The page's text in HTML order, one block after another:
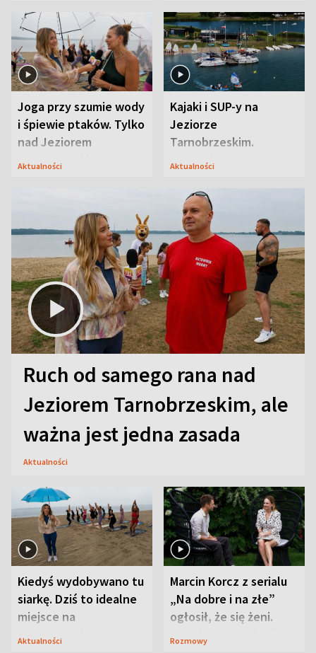
Joga przy szumie wody
i śpiewie ptaków. Tylko
nad Jeziorem
Tarnobrzeskim
Aktualności
Kajaki i SUP-y na
Jeziorze
Tarnobrzeskim.
Przyrodnicy zwracają
Aktualności
Ruch od samego rana nad
Jeziorem Tarnobrzeskim, ale
ważna jest jedna zasada
Aktualności
Kiedyś wydobywano tu
siarkę. Dziś to idealne
miejsce na
wypoczynek
Aktualności
Marcin Korcz z serialu
„Na dobre i na złe”
ogłosił, że się żeni.
Zdradził, co zmienił
Rozmowy